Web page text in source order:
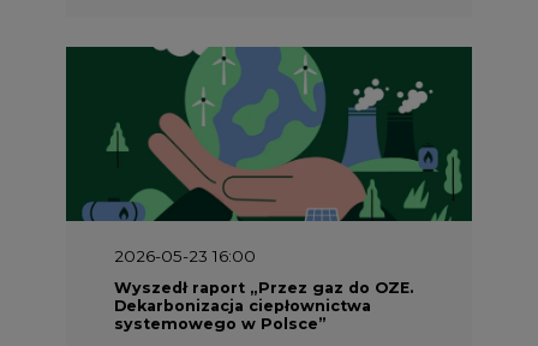
2026-05-23 15:00
Koszty transformacji energetyki w
Polsce do 2040 roku – sprawdzamy
wnioski ekspertów